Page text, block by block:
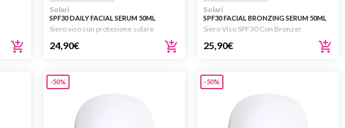
Solari
SPF30 DAILY FACIAL SERUM 50ML
Siero viso con protezione solare
24,90€
Solari
SPF30 FACIAL BRONZING SERUM 50ML
Siero Viso SPF30 Con Bronzer
25,90€
-50% -50%